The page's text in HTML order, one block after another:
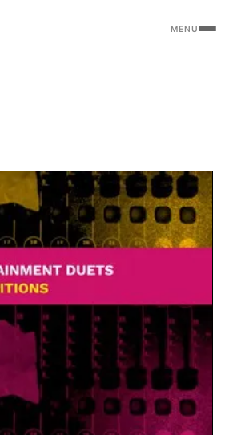
MENU